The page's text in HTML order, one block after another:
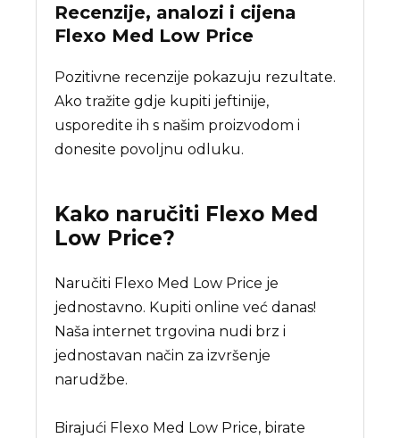
Recenzije, analozi i cijena
Flexo Med Low Price
Pozitivne recenzije pokazuju rezultate.
Ako tražite gdje kupiti jeftinije,
usporedite ih s našim proizvodom i
donesite povoljnu odluku.
Kako naručiti Flexo Med
Low Price?
Naručiti Flexo Med Low Price je
jednostavno. Kupiti online već danas!
Naša internet trgovina nudi brz i
jednostavan način za izvršenje
narudžbe.
Birajući Flexo Med Low Price, birate